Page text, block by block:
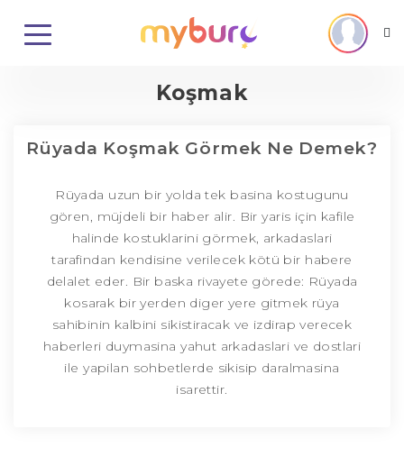
Koşmak
Rüyada Koşmak Görmek Ne Demek?
Rüyada uzun bir yolda tek basina kostugunu
gören, müjdeli bir haber alir. Bir yaris için kafile
halinde kostuklarini görmek, arkadaslari
tarafindan kendisine verilecek kötü bir habere
delalet eder. Bir baska rivayete görede: Rüyada
kosarak bir yerden diger yere gitmek rüya
sahibinin kalbini sikistiracak ve izdirap verecek
haberleri duymasina yahut arkadaslari ve dostlari
ile yapilan sohbetlerde sikisip daralmasina
isarettir.